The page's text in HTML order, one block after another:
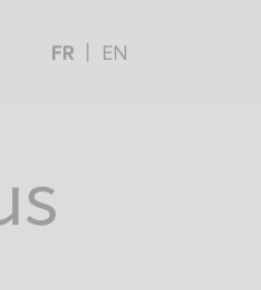
FR EN